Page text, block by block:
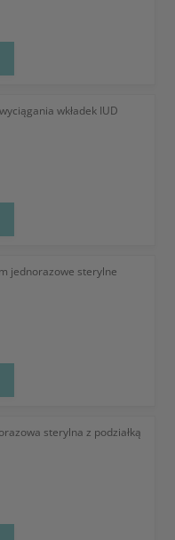
wkładek IUD
jednorazowe sterylne
sterylna z podziałką